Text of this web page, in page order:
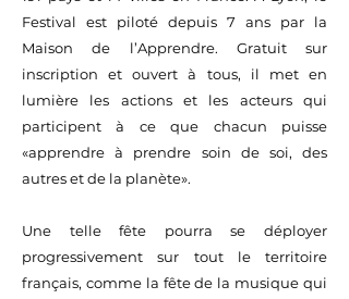
Festival est piloté depuis 7 ans par la
Maison de l’Apprendre. Gratuit sur
inscription et ouvert à tous, il met en
lumière les actions et les acteurs qui
participent à ce que chacun puisse
«apprendre à prendre soin de soi, des
autres et de la planète».
Une telle fête pourra se déployer
progressivement sur tout le territoire
français, comme la fête de la musique qui